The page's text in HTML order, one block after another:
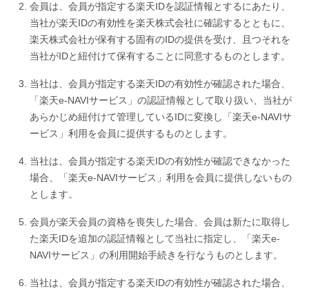
会員は、会員が指定する楽天IDを認証情報とするにあたり、
当社が楽天IDの有効性を楽天株式会社に確認するとともに、
楽天株式会社が保有する固有のIDの提供を受け、且つそれを
当社がIDと紐付けて保有することに同意するものとします。
当社は、会員が指定する楽天IDの有効性が確認された場合、
「楽天e-NAVIサービス」の認証情報として取り扱い、当社が
あらかじめ紐付けて管理しているIDに変換し「楽天e-NAVIサ
ービス」利用を会員に提供するものとします。
当社は、会員が指定する楽天IDの有効性が確認できなかった
場合、「楽天e-NAVIサービス」利用を会員に提供しないもの
とします。
会員が楽天会員の資格を喪失した場合、会員は新たに取得し
た楽天IDを追加の認証情報として当社に指定し、「楽天e-
NAVIサービス」の利用開始手続きを行なうものとします。
当社は、会員が指定する楽天IDの有効性が確認された場合、